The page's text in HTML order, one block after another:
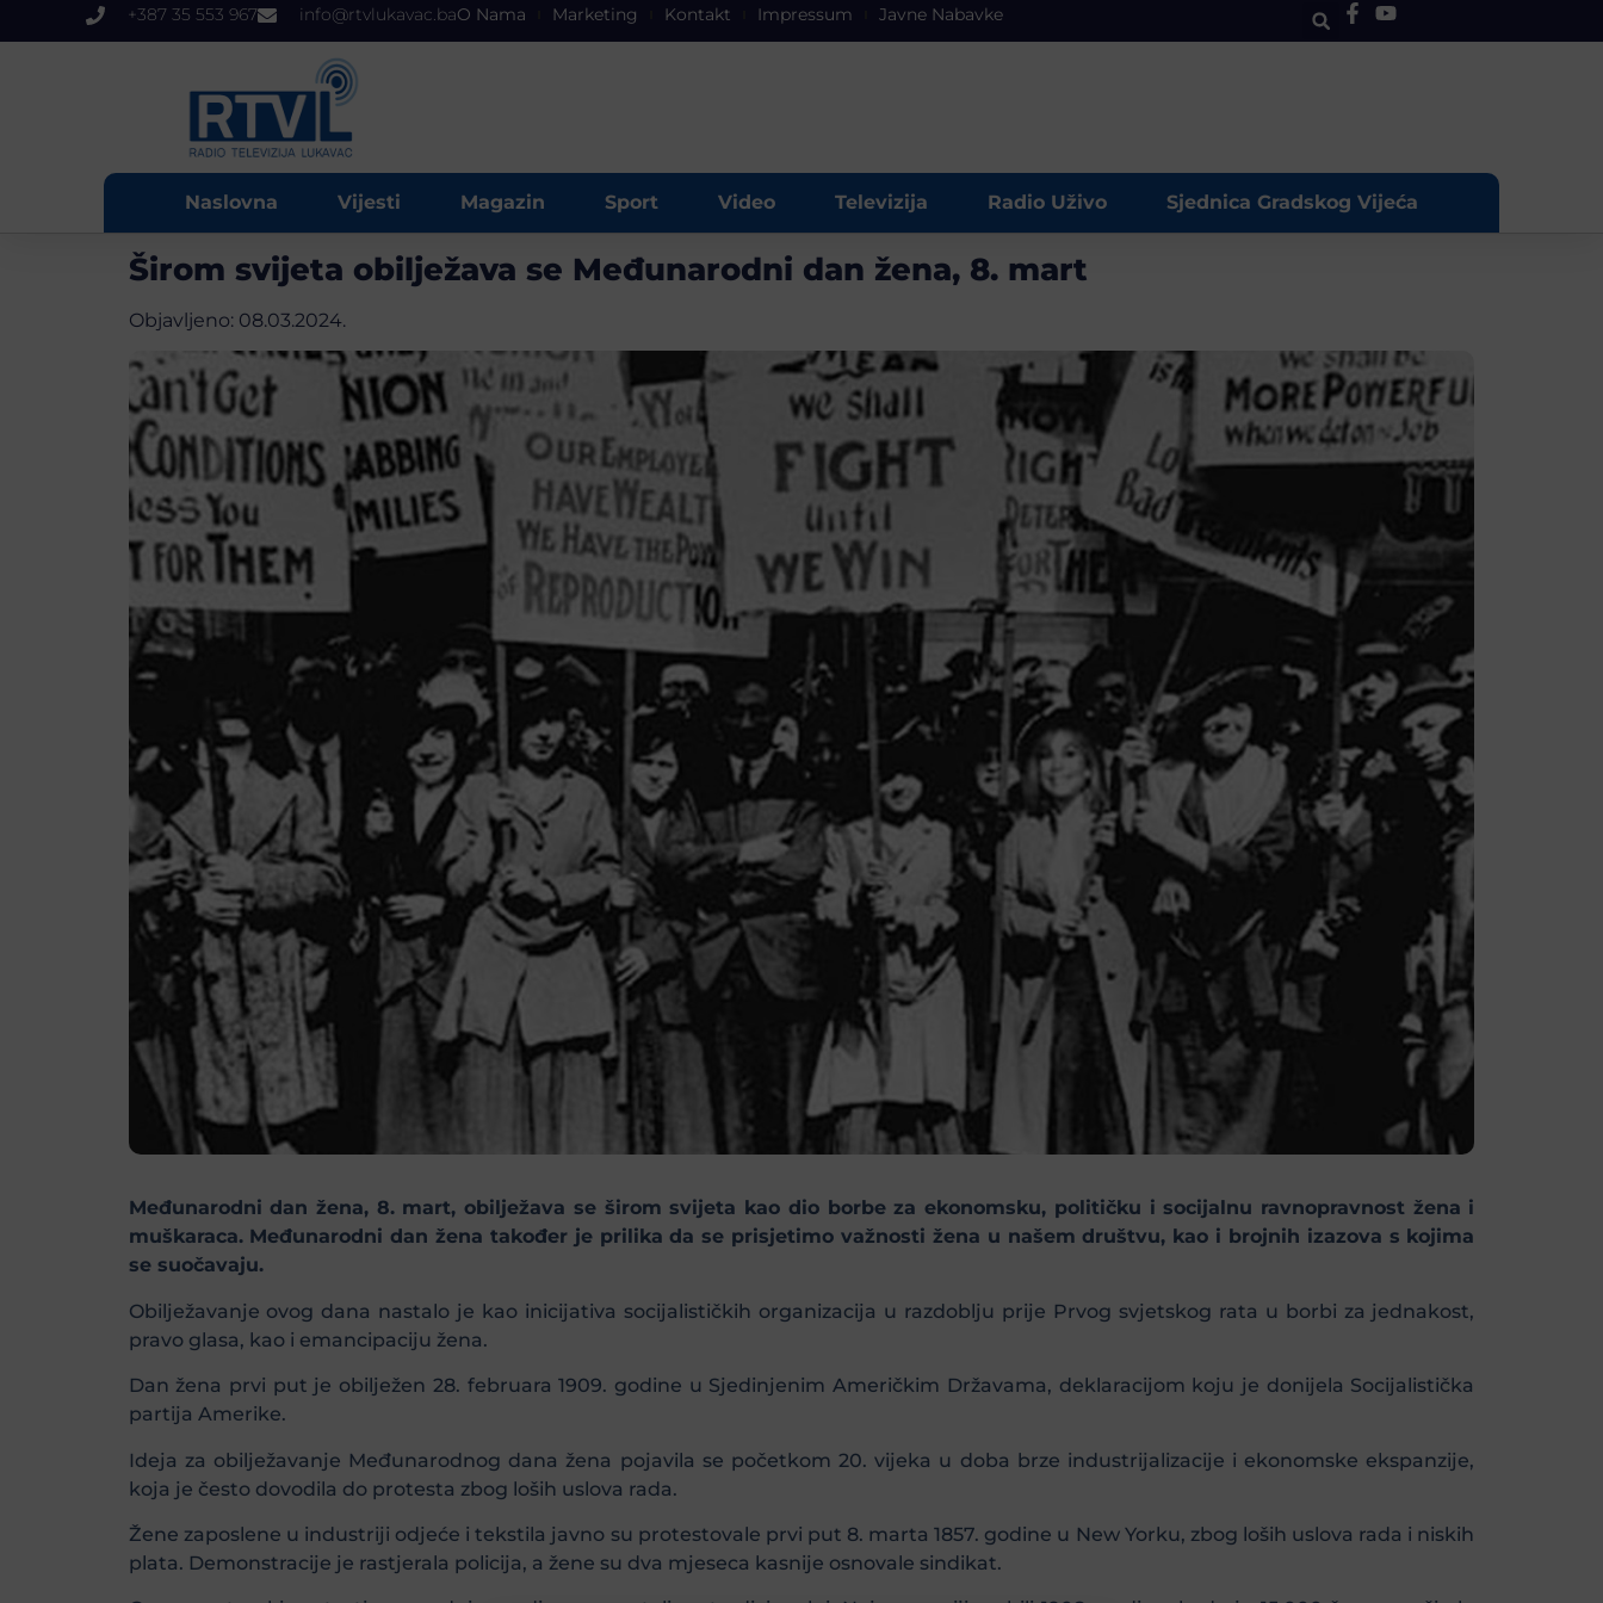
+387 35 553 967 info@rtvlukavac.baO Nama Marketing Kontakt Impressum Javne Nabavke
Naslovna Vijesti Magazin Sport Video Televizija Radio Uživo Sjednica Gradskog Vijeća
Širom svijeta obilježava se Međunarodni dan žena, 8. mart
Objavljeno: 08.03.2024.
Međunarodni dan žena, 8. mart, obilježava se širom svijeta kao dio borbe za ekonomsku, političku i socijalnu ravnopravnost žena i
muškaraca. Međunarodni dan žena također je prilika da se prisjetimo važnosti žena u našem društvu, kao i brojnih izazova s kojima
se suočavaju.
Obilježavanje ovog dana nastalo je kao inicijativa socijalističkih organizacija u razdoblju prije Prvog svjetskog rata u borbi za jednakost,
pravo glasa, kao i emancipaciju žena.
Dan žena prvi put je obilježen 28. februara 1909. godine u Sjedinjenim Američkim Državama, deklaracijom koju je donijela Socijalistička
partija Amerike.
Ideja za obilježavanje Međunarodnog dana žena pojavila se početkom 20. vijeka u doba brze industrijalizacije i ekonomske ekspanzije,
koja je često dovodila do protesta zbog loših uslova rada.
Žene zaposlene u industriji odjeće i tekstila javno su protestovale prvi put 8. marta 1857. godine u New Yorku, zbog loših uslova rada i niskih
plata. Demonstracije je rastjerala policija, a žene su dva mjeseca kasnije osnovale sindikat.